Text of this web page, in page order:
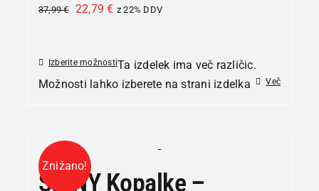
37,99€ 22,79€ z 22% DDV
Izberite možnostiTa izdelek ima več različic.
Možnosti lahko izberete na strani izdelka
Več
Znižano!
SKINY Kopalke –